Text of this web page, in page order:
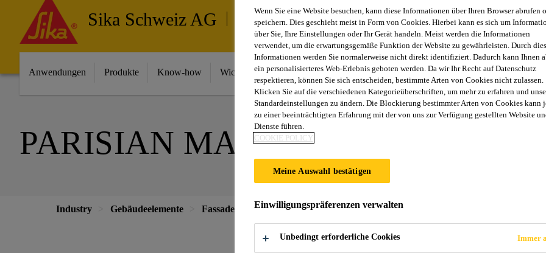
Sika Schweiz AG Gebäudeelemente
Anwendungen Produkte Know-how Wichtigste Innovationen Fugenkalkulator Referenzobjekte Service
PARISIAN MACAO
Industry Gebäudeelemente Fassaden Parisian Macao
Wenn Sie eine Website besuchen, kann diese Informationen über Ihren Browser abrufen
speichern. Dies geschieht meist in Form von Cookies. Hierbei kann es sich um
über Sie, Ihre Einstellungen oder Ihr Gerät handeln. Meist werden die Informationen
verwendet, um die erwartungsgemäße Funktion der Website zu gewährleisten. Durch
Informationen werden Sie normalerweise nicht direkt identifiziert. Dadurch kann Ihnen
ein personalisierteres Web-Erlebnis geboten werden. Da wir Ihr Recht auf Datenschutz
respektieren, können Sie sich entscheiden, bestimmte Arten von Cookies nicht zulassen.
Klicken Sie auf die verschiedenen Kategorieüberschriften, um mehr zu erfahren und
Standardeinstellungen zu ändern. Die Blockierung bestimmter Arten von Cookies kann
zu einer beeinträchtigten Erfahrung mit der von uns zur Verfügung gestellten Website
Dienste führen.
COOKIE POLICY
Meine Auswahl bestätigen
Einwilligungspräferenzen verwalten
Unbedingt erforderliche Cookies Immer